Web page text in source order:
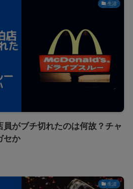
生活
がブチ切れたのは何故？チャ
セか
生活